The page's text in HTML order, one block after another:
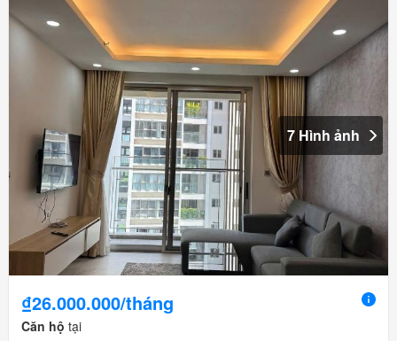
7 Hình ảnh
₫26.000.000/tháng
Căn hộ tại